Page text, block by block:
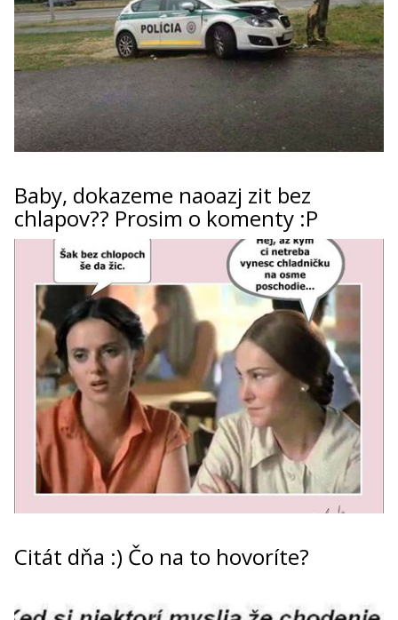
Baby, dokazeme naoazj zit bez
chlapov?? Prosim o komenty :P
Citát dňa :) Čo na to hovoríte?